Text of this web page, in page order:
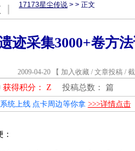
17173星尘传说 > > 正文
迹采集3000+卷方法
2009-04-20 【 加入收藏 / 文章投稿 /
获得积分： Z 投稿总数： 篇
统上线 点卡周边等你拿 >>>详情点击